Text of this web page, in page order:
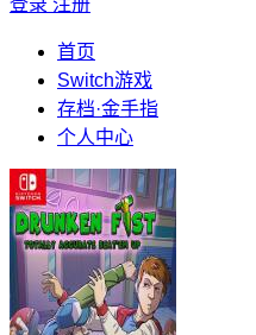
登录 注册
首页
Switch游戏
存档·金手指
个人中心